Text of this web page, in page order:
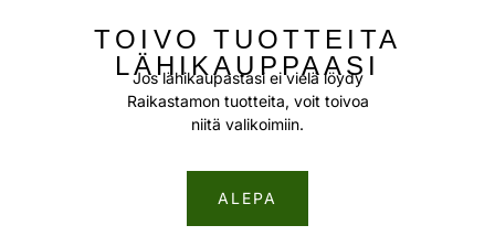
TOIVO TUOTTEITA
LÄHIKAUPPAASI
Jos lähikaupastasi ei vielä löydy
Raikastamon tuotteita, voit toivoa
niitä valikoimiin.
ALEPA